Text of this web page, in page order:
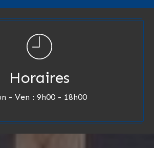
Horaires
- Ven : 9h00 - 18h00